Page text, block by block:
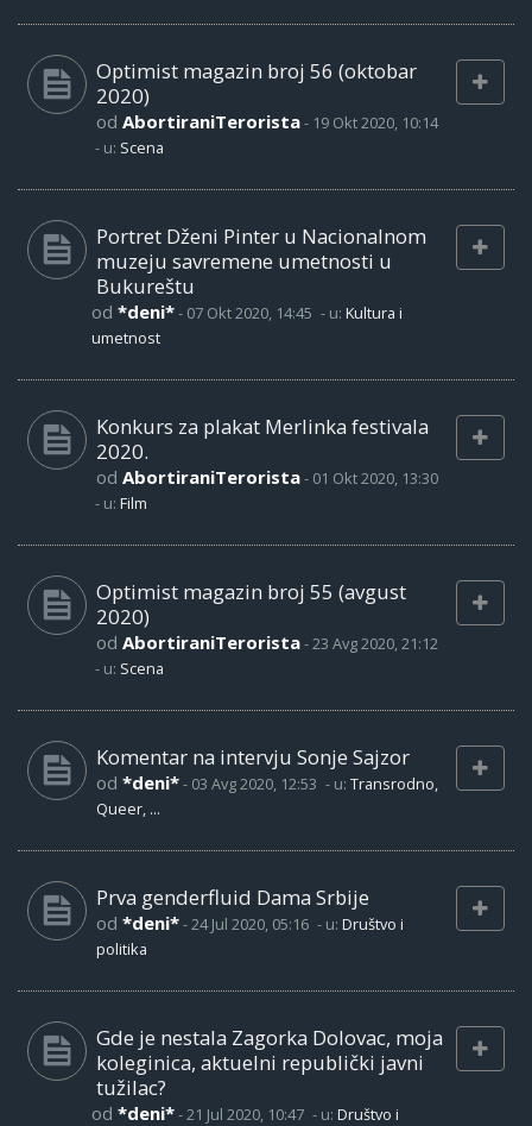
Optimist magazin broj 56 (oktobar
2020)
od AbortiraniTerorista- 19 Okt 2020, 10:14
- u: Scena
Portret Dženi Pinter u Nacionalnom
muzeju savremene umetnosti u
Bukureštu
od *deni*- 07 Okt 2020, 14:45 - u: Kultura i
umetnost
Konkurs za plakat Merlinka festivala
2020.
od AbortiraniTerorista- 01 Okt 2020, 13:30
- u: Film
Optimist magazin broj 55 (avgust
2020)
od AbortiraniTerorista-23 Avg 2020, 21:12
- u: Scena
Komentar na intervju Sonje Sajzor
od *deni*- 03 Avg 2020, 12:53 - u: Transrodno,
Queer, ...
Prva genderfluid Dama Srbije
od *deni*-24 Jul 2020, 05:16 - u: Društvo i
politika
Gde je nestala Zagorka Dolovac, moja
koleginica, aktuelni republički javni
tužilac?
od *deni*-21 Jul 2020, 10:47 - u: Društvo i